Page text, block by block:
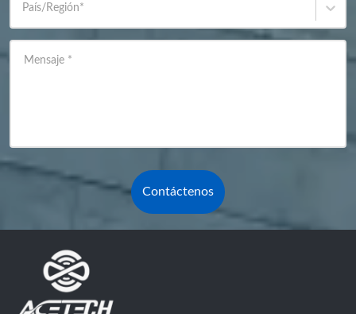
País/Región*
Mensaje *
Contáctenos